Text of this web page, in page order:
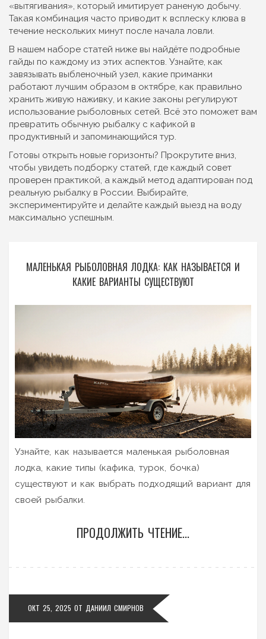
«вытягивания», который имитирует раненую добычу.
Такая комбинация часто приводит к всплеску клюва в
течение нескольких минут после начала ловли.
В нашем наборе статей ниже вы найдёте подробные
гайды по каждому из этих аспектов. Узнайте, как
завязывать выбленочный узел, какие приманки
работают лучшим образом в октябре, как правильно
хранить живую наживку, и какие законы регулируют
использование рыболовных сетей. Всё это поможет вам
превратить обычную рыбалку с кафикой в
продуктивный и запоминающийся тур.
Готовы открыть новые горизонты? Прокрутите вниз,
чтобы увидеть подборку статей, где каждый совет
проверен практикой, а каждый метод адаптирован под
реальную рыбалку в России. Выбирайте,
экспериментируйте и делайте каждый выезд на воду
максимально успешным.
МАЛЕНЬКАЯ РЫБОЛОВНАЯ ЛОДКА: КАК НАЗЫВАЕТСЯ И
КАКИЕ ВАРИАНТЫ СУЩЕСТВУЮТ
Узнайте, как называется маленькая рыболовная
лодка, какие типы (кафика, турок, бочка)
существуют и как выбрать подходящий вариант для
своей рыбалки.
ПРОДОЛЖИТЬ ЧТЕНИЕ...
ОКТ 25, 2025 ОТ ДАНИИЛ СМИРНОВ